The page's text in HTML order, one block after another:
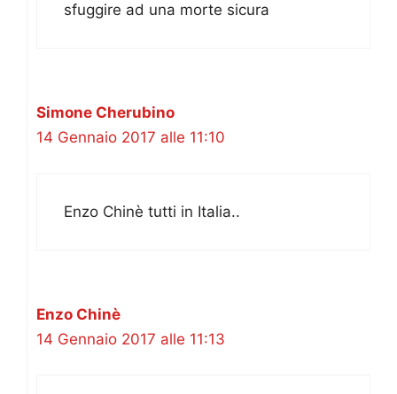
sfuggire ad una morte sicura
Simone Cherubino
14 Gennaio 2017 alle 11:10
Enzo Chinè tutti in Italia..
Enzo Chinè
14 Gennaio 2017 alle 11:13